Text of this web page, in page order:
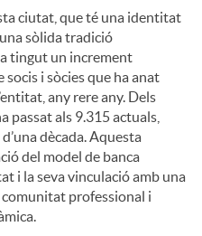
ciutat, que té una identitat
sòlida tradició
tingut un increment
i sòcies que ha anat
any rere any. Dels
passat als 9.315 actuals,
dècada. Aquesta
del model de banca
i la seva vinculació amb una
professional i